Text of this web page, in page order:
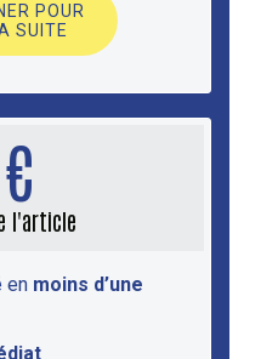
POUR
SUITE
l'article
en moins d’une